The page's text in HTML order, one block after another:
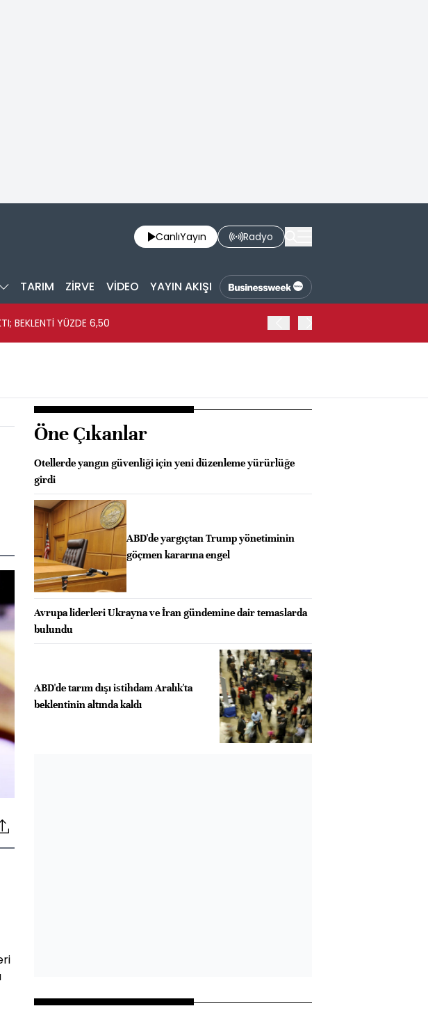
CanlıYayın Radyo
TARIM ZİRVE VİDEO YAYIN AKIŞI
BEKLENTİ YÜZDE 6,50
Öne Çıkanlar
Otellerde yangın güvenliği için yeni düzenleme yürürlüğe
girdi
ABD'de yargıçtan Trump yönetiminin
göçmen kararına engel
Avrupa liderleri Ukrayna ve İran gündemine dair temaslarda
bulundu
ABD'de tarım dışı istihdam Aralık'ta
beklentinin altında kaldı